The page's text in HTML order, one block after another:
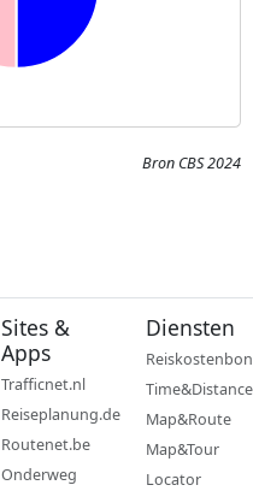
Bron CBS 2024
Sites &
Apps
Trafficnet.nl
Reiseplanung.de
Routenet.be
Onderweg
Diensten
Reiskostenbon
Time&Distance
Map&Route
Map&Tour
Locator